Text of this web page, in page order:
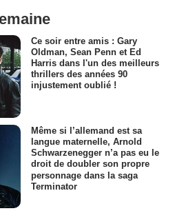
Ce soir entre amis : Gary
Oldman, Sean Penn et Ed
Harris dans l'un des meilleurs
thrillers des années 90
injustement oublié !
Même si l’allemand est sa
langue maternelle, Arnold
Schwarzenegger n’a pas eu le
droit de doubler son propre
personnage dans la saga
Terminator